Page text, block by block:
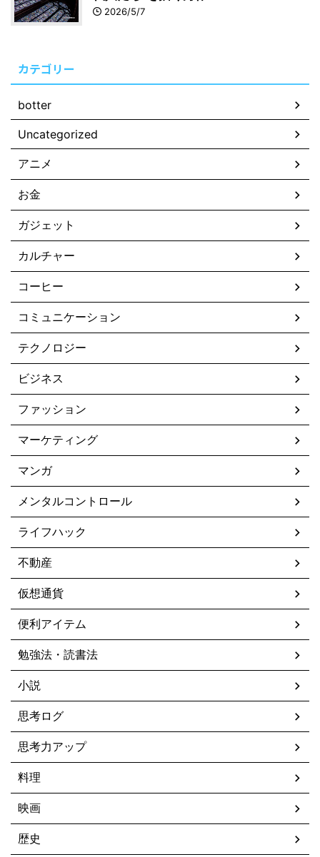
2026/5/7
カテゴリー
botter
Uncategorized
アニメ
お金
ガジェット
カルチャー
コーヒー
コミュニケーション
テクノロジー
ビジネス
ファッション
マーケティング
マンガ
メンタルコントロール
ライフハック
不動産
仮想通貨
便利アイテム
勉強法・読書法
小説
思考ログ
思考力アップ
料理
映画
歴史